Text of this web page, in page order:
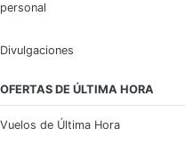
personal
Divulgaciones
OFERTAS DE ÚLTIMA HORA
Vuelos de Última Hora